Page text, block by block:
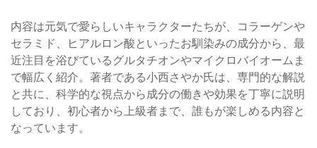
内容は元気で愛らしいキャラクターたちが、コラーゲンや
セラミド、ヒアルロン酸といったお馴染みの成分から、最
近注目を浴びているグルタチオンやマイクロバイオームま
で幅広く紹介。著者である小西さやか氏は、専門的な解説
と共に、科学的な視点から成分の働きや効果を丁寧に説明
しており、初心者から上級者まで、誰もが楽しめる内容と
なっています。